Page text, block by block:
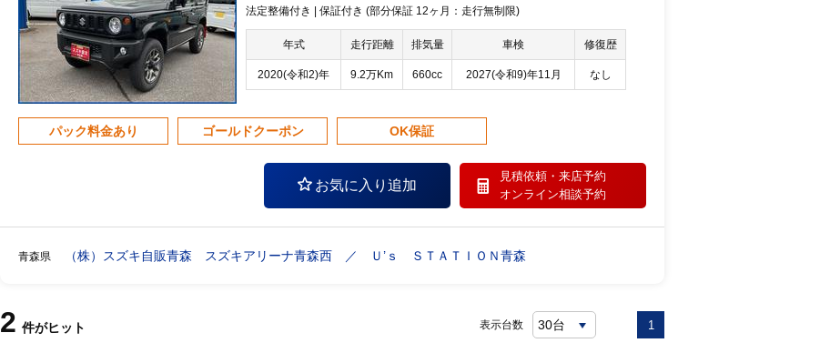
法定整備付き | 保証付き (部分保証 12ヶ月：走行無制限)
年式 走行距離 排気量 車検 修復歴
2020(令和2)年 9.2万Km 660cc 2027(令和9)年11月 なし
パック料金あり ゴールドクーポン OK保証
お気に入り追加
見積依頼・ 来店予約
オンライン相談予約
青森県 （株）スズキ自販青森 スズキアリーナ青森西 ／ Ｕ’ｓ ＳＴＡＴＩＯＮ青森
2 件がヒット 表示台数 1